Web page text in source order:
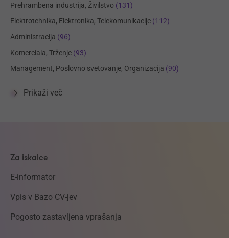
Prehrambena industrija, Živilstvo (131)
Elektrotehnika, Elektronika, Telekomunikacije (112)
Administracija (96)
Komerciala, Trženje (93)
Management, Poslovno svetovanje, Organizacija (90)
Prikaži več
Za iskalce
E-informator
Vpis v Bazo CV-jev
Pogosto zastavljena vprašanja